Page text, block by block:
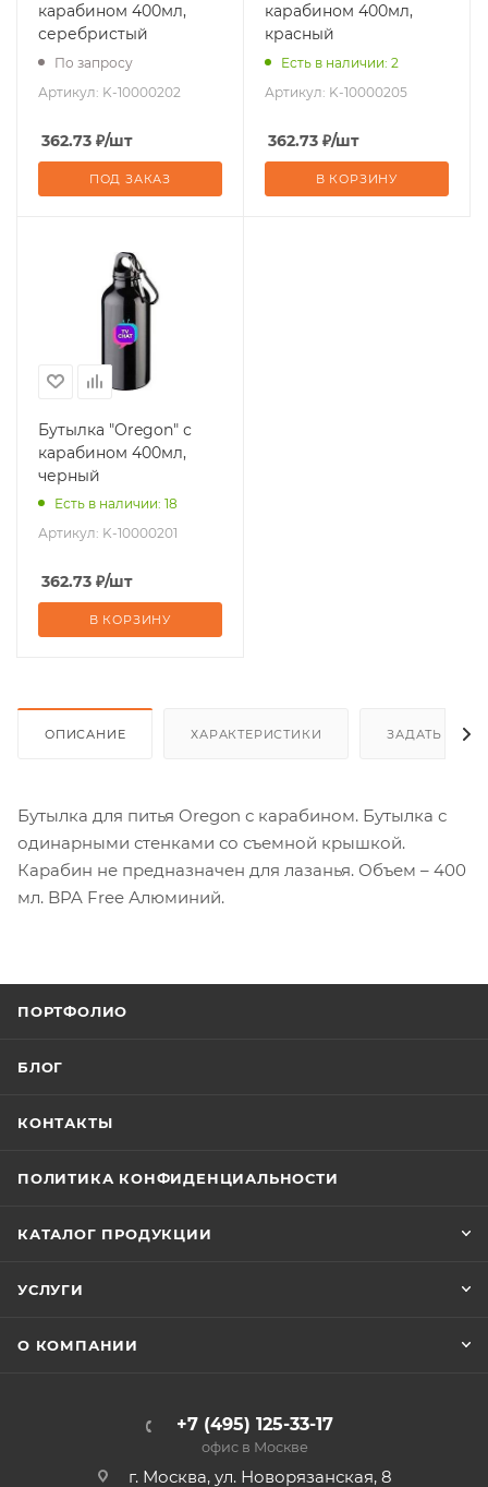
карабином 400мл,
серебристый
По запросу
Артикул: K-10000202
362.73 ₽/шт
ПОД ЗАКАЗ
карабином 400мл,
красный
Есть в наличии: 2
Артикул: K-10000205
362.73 ₽/шт
В КОРЗИНУ
Бутылка "Oregon" с
карабином 400мл,
черный
Есть в наличии: 18
Артикул: K-10000201
362.73 ₽/шт
В КОРЗИНУ
ОПИСАНИЕ ХАРАКТЕРИСТИКИ ЗАДАТЬ
Бутылка для питья Oregon с карабином. Бутылка с
одинарными стенками со съемной крышкой.
Карабин не предназначен для лазанья. Объем – 400
мл. BPA Free Алюминий.
ПОРТФОЛИО
БЛОГ
КОНТАКТЫ
ПОЛИТИКА КОНФИДЕНЦИАЛЬНОСТИ
КАТАЛОГ ПРОДУКЦИИ
УСЛУГИ
О КОМПАНИИ
+7 (495) 125-33-17
офис в Москве
г. Москва, ул. Новорязанская, 8